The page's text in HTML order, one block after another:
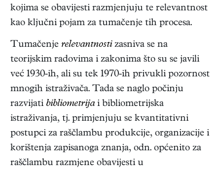
kojima se obavijesti razmjenjuju te relevantnost
kao ključni pojam za tumačenje tih procesa.
Tumačenje relevantnostizasniva se na
teorijskim radovima i zakonima što su se javili
već 1930-ih, ali su tek 1970-ih privukli pozornost
mnogih istraživača. Tada se naglo počinju
razvijati bibliometrijai bibliometrijska
istraživanja, tj. primjenjuju se kvantitativni
postupci za raščlambu produkcije, organizacije i
korištenja zapisanoga znanja, odn. općenito za
raščlambu razmjene obavijesti u